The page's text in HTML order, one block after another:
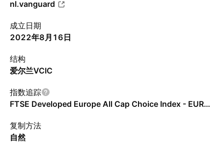
nl.vanguard
成立日期
2022年8月16日
结构
爱尔兰VCIC
指数追踪
FTSE Developed Europe All Cap Choice Index - EUR - Benchmark TR Net
复制方法
自然